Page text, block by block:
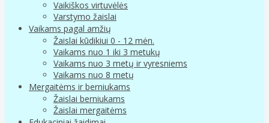
Vaikiškos virtuvėlės
Varstymo žaislai
Vaikams pagal amžių
Žaislai kūdikiui 0 - 12 mėn.
Vaikams nuo 1 iki 3 metukų
Vaikams nuo 3 metų ir vyresniems
Vaikams nuo 8 metų
Mergaitėms ir berniukams
Žaislai berniukams
Žaislai mergaitėms